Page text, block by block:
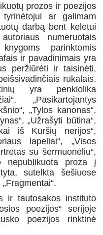
prozos ir poezijos
ar galimam
darbą bent keletui
numeruotais
parinktomis
ir pavadinimais yra
peržiūrėti ir taisinėti,
rūkalais.
yra penkiolika
„Pasikartojantys
„Tylos kanonas“,
„Užrašyti būtina“,
iš Kuršių nerijos“,
lapeliai“, „Visos
su šermuonėliu“,
nepublikuota proza į
sutelkta šešiuose
ir tautosakos instituto
poezijos“ serijoje
poezijos rinktinė